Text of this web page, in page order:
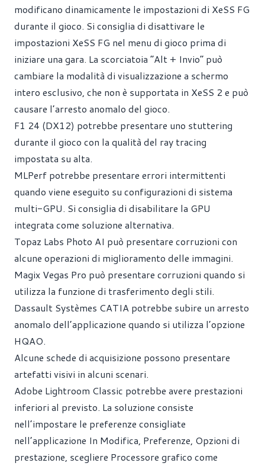
modificano dinamicamente le impostazioni di XeSS FG
durante il gioco. Si consiglia di disattivare le
impostazioni XeSS FG nel menu di gioco prima di
iniziare una gara. La scorciatoia “Alt + Invio” può
cambiare la modalità di visualizzazione a schermo
intero esclusivo, che non è supportata in XeSS 2 e può
causare l’arresto anomalo del gioco.
F1 24 (DX12) potrebbe presentare uno stuttering
durante il gioco con la qualità del ray tracing
impostata su alta.
MLPerf potrebbe presentare errori intermittenti
quando viene eseguito su configurazioni di sistema
multi-GPU. Si consiglia di disabilitare la GPU
integrata come soluzione alternativa.
Topaz Labs Photo AI può presentare corruzioni con
alcune operazioni di miglioramento delle immagini.
Magix Vegas Pro può presentare corruzioni quando si
utilizza la funzione di trasferimento degli stili.
Dassault Systèmes CATIA potrebbe subire un arresto
anomalo dell’applicazione quando si utilizza l’opzione
HQAO.
Alcune schede di acquisizione possono presentare
artefatti visivi in alcuni scenari.
Adobe Lightroom Classic potrebbe avere prestazioni
inferiori al previsto. La soluzione consiste
nell’impostare le preferenze consigliate
nell’applicazione In Modifica, Preferenze, Opzioni di
prestazione, scegliere Processore grafico come